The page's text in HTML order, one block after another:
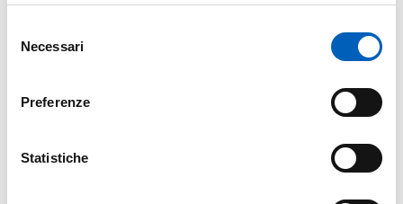
delNecessari
Preferenze
Statistiche